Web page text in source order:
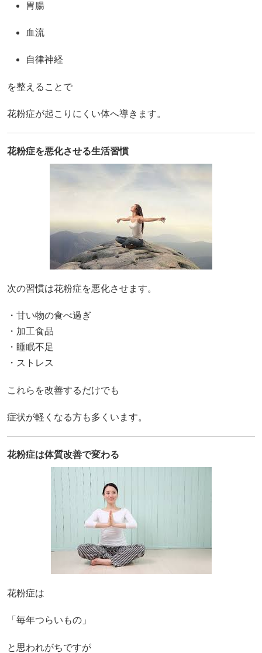
胃腸
血流
自律神経
を整えることで
花粉症が起こりにくい体へ導きます。
花粉症を悪化させる生活習慣
次の習慣は花粉症を悪化させます。
・甘い物の食べ過ぎ
・加工食品
・睡眠不足
・ストレス
これらを改善するだけでも
症状が軽くなる方も多くいます。
花粉症は体質改善で変わる
花粉症は
「毎年つらいもの」
と思われがちですが